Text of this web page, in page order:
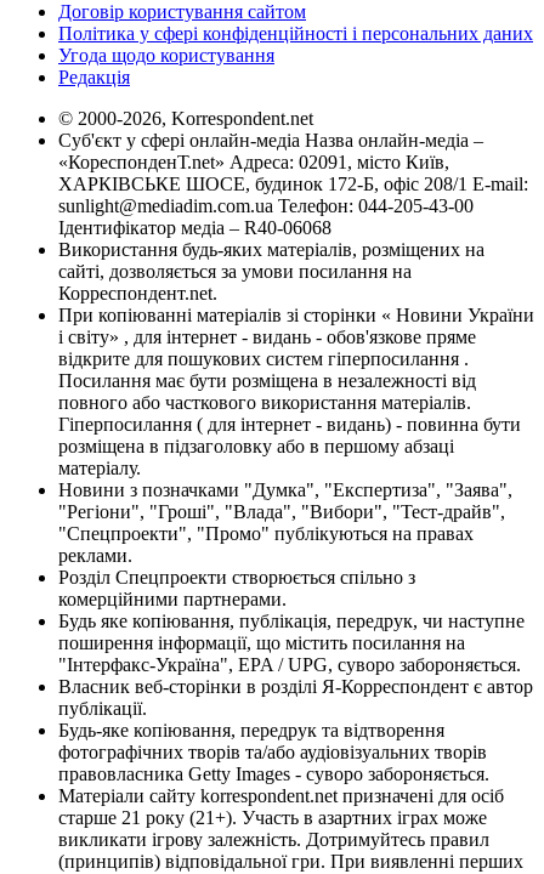
Договір користування сайтом
Політика у сфері конфіденційності і персональних даних
Угода щодо користування
Редакція
© 2000-2026, Korrespondent.net
Суб'єкт у сфері онлайн-медіа Назва онлайн-медіа –
«КореспонденТ.net» Адреса: 02091, місто Київ,
ХАРКІВСЬКЕ ШОСЕ, будинок 172-Б, офіс 208/1 E-mail:
sunlight@mediadim.com.ua Телефон: 044-205-43-00
Ідентифікатор медіа – R40-06068
Використання будь-яких матеріалів, розміщених на
сайті, дозволяється за умови посилання на
Корреспондент.net.
При копіюванні матеріалів зі сторінки « Новини України
і світу» , для інтернет - видань - обов'язкове пряме
відкрите для пошукових систем гіперпосилання .
Посилання має бути розміщена в незалежності від
повного або часткового використання матеріалів.
Гіперпосилання ( для інтернет - видань) - повинна бути
розміщена в підзаголовку або в першому абзаці
матеріалу.
Новини з позначками "Думка", "Експертиза", "Заява",
"Регіони", "Гроші", "Влада", "Вибори", "Тест-драйв",
"Спецпроекти", "Промо" публікуються на правах
реклами.
Розділ Спецпроекти створюється спільно з
комерційними партнерами.
Будь яке копіювання, публікація, передрук, чи наступне
поширення інформації, що містить посилання на
"Інтерфакс-Україна", EPA / UPG, суворо забороняється.
Власник веб-сторінки в розділі Я-Корреспондент є автор
публікації.
Будь-яке копіювання, передрук та відтворення
фотографічних творів та/або аудіовізуальних творів
правовласника Getty Images - суворо забороняється.
Матеріали сайту korrespondent.net призначені для осіб
старше 21 року (21+). Участь в азартних іграх може
викликати ігрову залежність. Дотримуйтесь правил
(принципів) відповідальної гри. При виявленні перших